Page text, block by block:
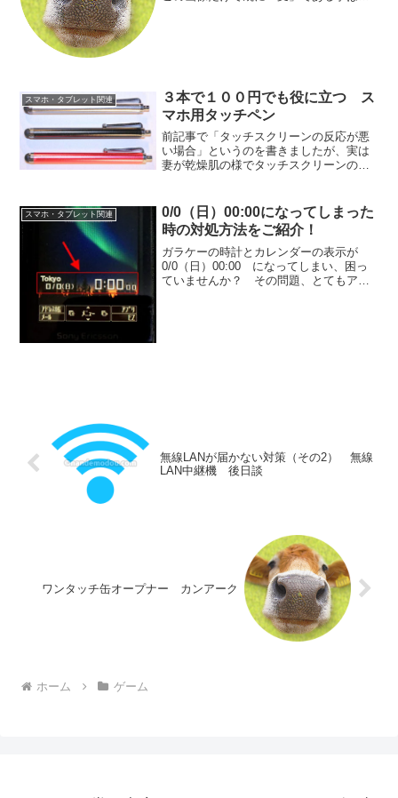
スマホ・タブレット関連
３本で１００円でも役に立つ ス
マホ用タッチペン
前記事で「タッチスクリーンの反応が悪
い場合」というのを書きましたが、実は
妻が乾燥肌の様でタッチスクリーンの反
ューしたいと思います。---100円のタッチ
ペンいつもの...
スマホ・タブレット関連
0/0（日）00:00になってしまった
時の対処方法をご紹介！
ガラケーの時計とカレンダーの表示が
0/0（日）00:00 になってしまい、困っ
ていませんか？ その問題、とてもアナ
無線LANが届かない対策（その2） 無線
LAN中継機 後日談
ワンタッチ缶オープナー カンアーク
ホーム ゲーム